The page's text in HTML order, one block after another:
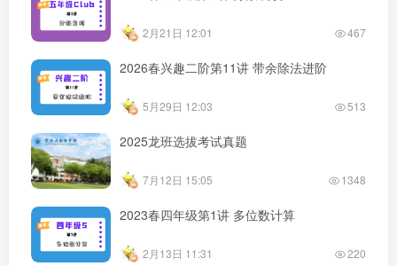
2月21日 12:01 467
2026春兴趣二阶第11讲 带余除法进阶
5月29日 12:03 513
2025龙班选拔考试真题
7月12日 15:05 1348
2023春四年级第1讲 多位数计算
2月13日 11:31 220